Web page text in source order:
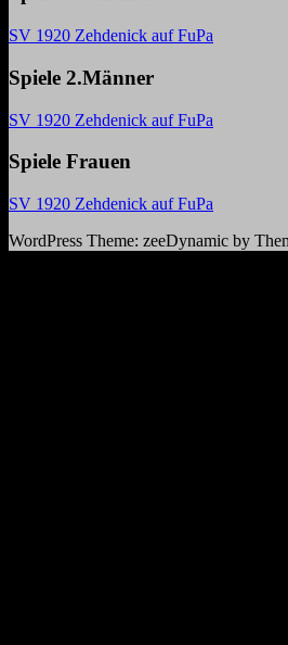
SV 1920 Zehdenick auf FuPa
Spiele 2.Männer
SV 1920 Zehdenick auf FuPa
Spiele Frauen
SV 1920 Zehdenick auf FuPa
WordPress Theme: zeeDynamic by